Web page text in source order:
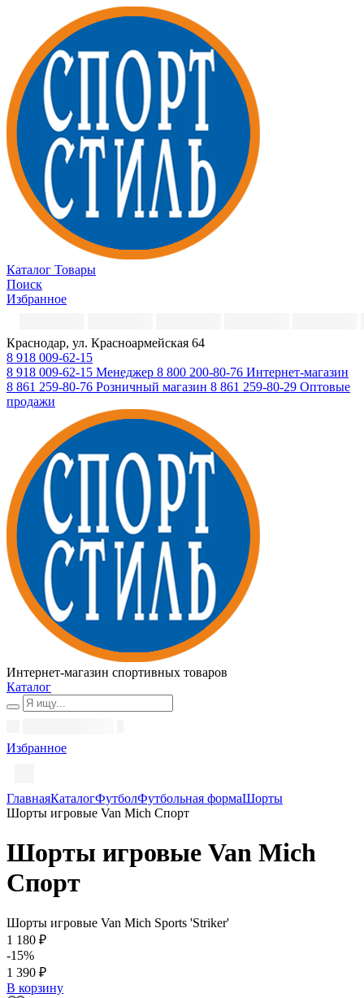
Каталог Товары
Поиск
Избранное
Краснодар, ул. Красноармейская 64
8 918 009-62-15
8 918 009-62-15 Менеджер 8 800 200-80-76 Интернет-магазин
8 861 259-80-76 Розничный магазин 8 861 259-80-29 Оптовые
продажи
Интернет-магазин спортивных товаров
Каталог
Избранное
ГлавнаяКаталогФутболФутбольная формаШорты
Шорты игровые Van Mich Спорт
Шорты игровые Van Mich
Спорт
Шорты игровые Van Mich Sports 'Striker'
1 180 ₽
-15%
1 390 ₽
В корзину